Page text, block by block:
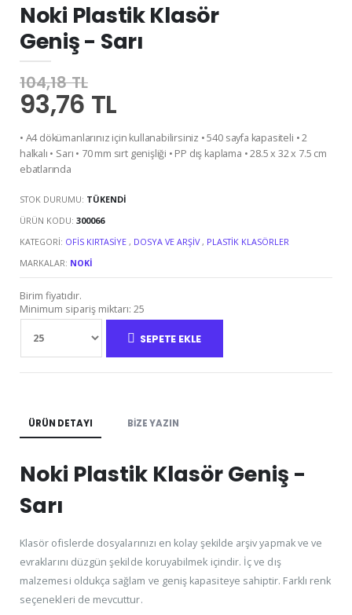
Noki Plastik Klasör
Geniş - Sarı
104,18 TL
93,76 TL
• A4 dökümanlarınız için kullanabilirsiniz • 540 sayfa kapasiteli • 2
halkalı • Sarı • 70 mm sırt genişliği • PP dış kaplama • 28.5 x 32 x 7.5 cm
ebatlarında
STOK DURUMU: TÜKENDI
ÜRÜN KODU:300066
KATEGORI: OFIS KIRTASIYE , DOSYA VE ARŞIV , PLASTIK KLASÖRLER
MARKALAR: NOKI
Birim fiyatıdır.
Minimum sipariş miktarı: 25
SEPETE EKLE
ÜRÜN DETAYI BIZE YAZIN
Noki Plastik Klasör Geniş -
Sarı
Klasör ofislerde dosyalarınızı en kolay şekilde arşiv yapmak ve ve
evraklarını düzgün şekilde koruyabilmek içindir. İç ve dış
malzemesi oldukça sağlam ve geniş kapasiteye sahiptir. Farklı renk
seçenekleri de mevcuttur.